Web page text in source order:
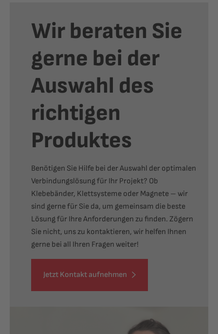
Wir beraten Sie
gerne bei der
Auswahl des
richtigen
Produktes
Benötigen Sie Hilfe bei der Auswahl der optimalen
Verbindungslösung für Ihr Projekt? Ob
Klebebänder, Klettsysteme oder Magnete – wir
sind gerne für Sie da, um gemeinsam die beste
Lösung für Ihre Anforderungen zu finden. Zögern
Sie nicht, uns zu kontaktieren, wir helfen Ihnen
gerne bei all Ihren Fragen weiter!
Jetzt Kontakt aufnehmen